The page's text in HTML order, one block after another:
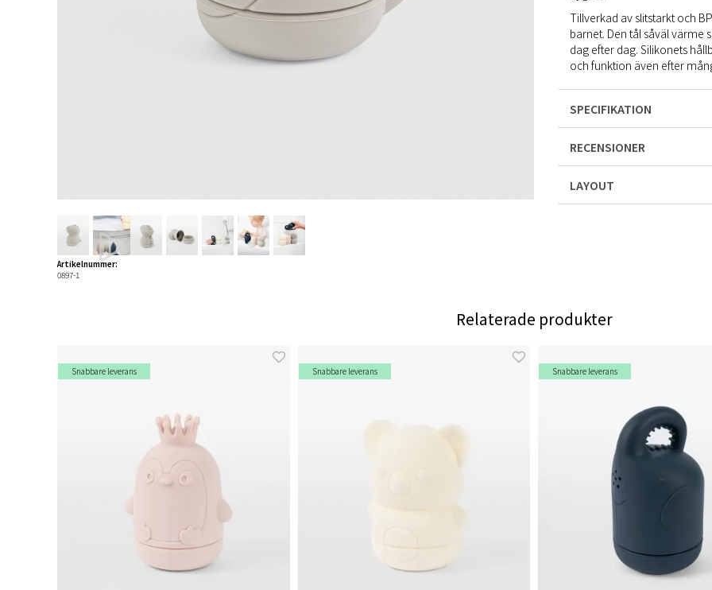
Tillverkad av slitstarkt och
barnet. Den tål såväl värme
dag efter dag. Silikonets
och funktion även efter
SPECIFIKATION
RECENSIONER
LAYOUT
Artikelnummer:
0897-1
Relaterade produkter
Snabbare leverans Snabbare leverans Snabbare leverans